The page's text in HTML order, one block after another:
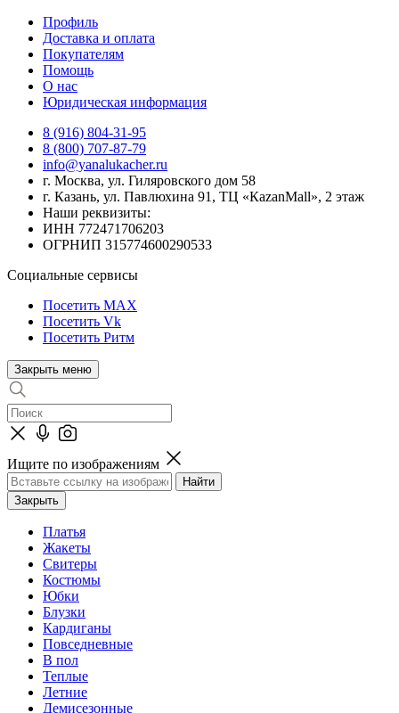
Профиль
Доставка и оплата
Покупателям
Помощь
О нас
Юридическая информация
8 (916) 804-31-95
8 (800) 707-87-79
info@yanalukacher.ru
г. Москва, ул. Гиляровского дом 58
г. Казань, ул. Павлюхина 91, ТЦ «КazanMall», 2 этаж
Наши реквизиты:
ИНН 772471706203
ОГРНИП 315774600290533
Социальные сервисы
Посетить MAX
Посетить Vk
Посетить Ритм
Закрыть меню
Ищите по изображениям
Закрыть
Платья
Жакеты
Свитеры
Костюмы
Юбки
Блузки
Кардиганы
Повседневные
В пол
Теплые
Летние
Демисезонные